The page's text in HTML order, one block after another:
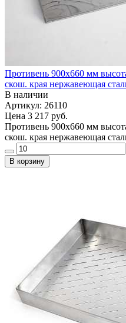
Противень 900х660 мм
скош. края нержавеющая
В наличии
Артикул: 26110
Цена 3 217 руб.
Противень 900х660 мм
скош. края нержавеющая
В корзину